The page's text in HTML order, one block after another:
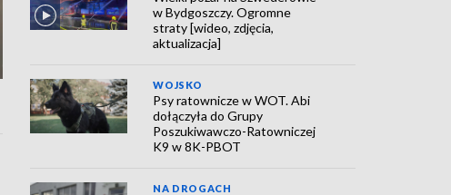
w Bydgoszczy. Ogromne
straty [wideo, zdjęcia,
aktualizacja]
WOJSKO
Psy ratownicze w WOT. Abi
dołączyła do Grupy
Poszukiwawczo-Ratowniczej
K9 w 8K-PBOT
NA DROGACH